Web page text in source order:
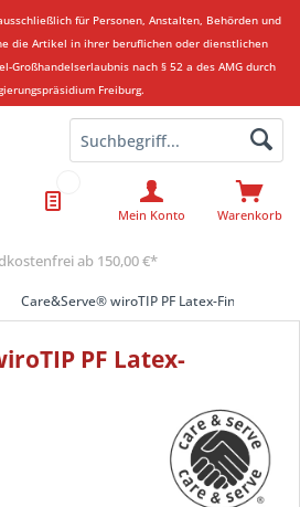
für Personen, Anstalten, Behörden und
die Artikel in ihrer beruflichen oder dienstlichen
Großhandelserlaubnis nach § 52 a des AMG durch
Freiburg.
ab 150,00 €*
Warenkorb
Mein Konto
Care&Serve® wiroTIP PF Latex-Fingerlinge
PF Latex-